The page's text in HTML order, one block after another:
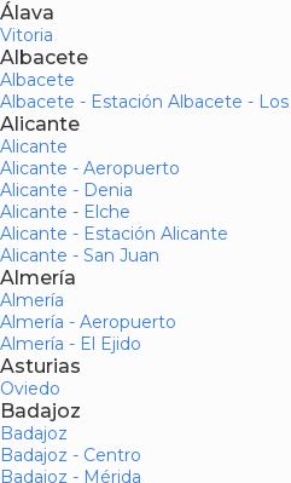
Álava
Vitoria
Albacete
Albacete
Albacete - Estación Albacete -
Alicante
Alicante
Alicante - Aeropuerto
Alicante - Denia
Alicante - Elche
Alicante - Estación Alicante
Alicante - San Juan
Almería
Almería
Almería - Aeropuerto
Almería - El Ejido
Asturias
Oviedo
Badajoz
Badajoz
Badajoz - Centro
Badajoz - Mérida